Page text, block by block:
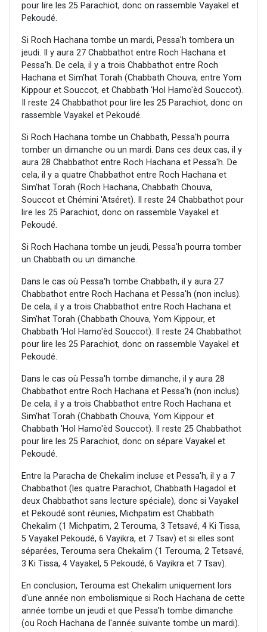
pour lire les 25 Parachiot, donc on rassemble Vayakel et
Pekoudé.
Si Roch Hachana tombe un mardi, Pessa'h tombera un
jeudi. Il y aura 27 Chabbathot entre Roch Hachana et
Pessa'h. De cela, il y a trois Chabbathot entre Roch
Hachana et Sim'hat Torah (Chabbath Chouva, entre Yom
Kippour et Souccot, et Chabbath 'Hol Hamo'èd Souccot).
Il reste 24 Chabbathot pour lire les 25 Parachiot, donc on
rassemble Vayakel et Pekoudé.
Si Roch Hachana tombe un Chabbath, Pessa'h pourra
tomber un dimanche ou un mardi. Dans ces deux cas, il y
aura 28 Chabbathot entre Roch Hachana et Pessa'h. De
cela, il y a quatre Chabbathot entre Roch Hachana et
Sim'hat Torah (Roch Hachana, Chabbath Chouva,
Souccot et Chémini 'Atséret). Il reste 24 Chabbathot pour
lire les 25 Parachiot, donc on rassemble Vayakel et
Pekoudé.
Si Roch Hachana tombe un jeudi, Pessa'h pourra tomber
un Chabbath ou un dimanche.
Dans le cas où Pessa'h tombe Chabbath, il y aura 27
Chabbathot entre Roch Hachana et Pessa'h (non inclus).
De cela, il y a trois Chabbathot entre Roch Hachana et
Sim'hat Torah (Chabbath Chouva, Yom Kippour, et
Chabbath 'Hol Hamo'èd Souccot). Il reste 24 Chabbathot
pour lire les 25 Parachiot, donc on rassemble Vayakel et
Pekoudé.
Dans le cas où Pessa'h tombe dimanche, il y aura 28
Chabbathot entre Roch Hachana et Pessa'h (non inclus).
De cela, il y a trois Chabbathot entre Roch Hachana et
Sim'hat Torah (Chabbath Chouva, Yom Kippour et
Chabbath 'Hol Hamo'èd Souccot). Il reste 25 Chabbathot
pour lire les 25 Parachiot, donc on sépare Vayakel et
Pekoudé.
Entre la Paracha de Chekalim incluse et Pessa'h, il y a 7
Chabbathot (les quatre Parachiot, Chabbath Hagadol et
deux Chabbathot sans lecture spéciale), donc si Vayakel
et Pekoudé sont réunies, Michpatim est Chabbath
Chekalim (1 Michpatim, 2 Terouma, 3 Tetsavé, 4 Ki Tissa,
5 Vayakel Pekoudé, 6 Vayikra, et 7 Tsav) et si elles sont
séparées, Terouma sera Chekalim (1 Terouma, 2 Tetsavé,
3 Ki Tissa, 4 Vayakel, 5 Pekoudé, 6 Vayikra et 7 Tsav).
En conclusion, Terouma est Chekalim uniquement lors
d'une année non embolismique si Roch Hachana de cette
année tombe un jeudi et que Pessa'h tombe dimanche
(ou Roch Hachana de l'année suivante tombe un mardi).